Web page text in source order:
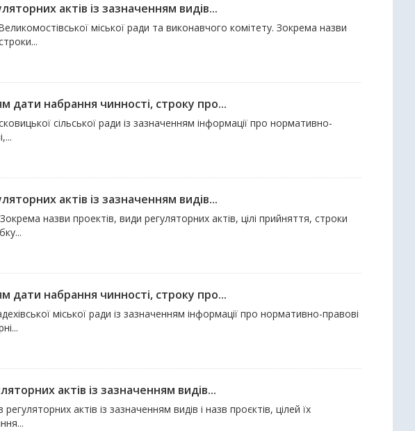
актів із зазначенням видів...
міської ради та виконавчого комітету. Зокрема назви
дати набрання чинності, строку про...
сільської ради із зазначенням інформації про нормативно-
актів із зазначенням видів...
назви проектів, види регуляторних актів, цілі прийняття, строки
дати набрання чинності, строку про...
міської ради із зазначенням інформації про нормативно-правові
актів із зазначенням видів...
актів із зазначенням видів і назв проєктів, цілей їх